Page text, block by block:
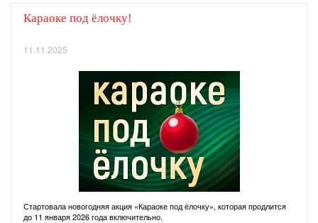
Караоке под ёлочку!
11.11.2025
Стартовала новогодняя акция «Караоке под ёлочку», которая продлится
до 11 января 2026 года включительно.